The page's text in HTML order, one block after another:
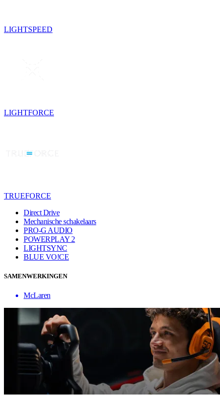
LIGHTSPEED
LIGHTFORCE
TRUEFORCE
Direct Drive
Mechanische schakelaars
PRO-G AUDIO
POWERPLAY 2
LIGHTSYNC
BLUE VO!CE
SAMENWERKINGEN
McLaren